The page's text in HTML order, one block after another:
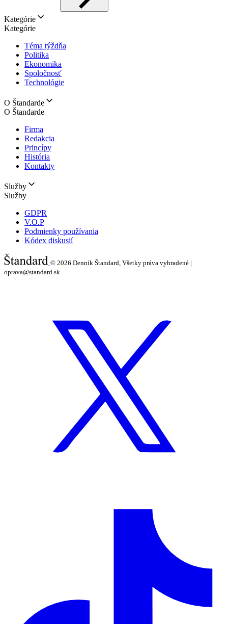
Kategórie
Kategórie
Téma týždňa
Politika
Ekonomika
Spoločnosť
Technológie
O Štandarde
O Štandarde
Firma
Redakcia
Princípy
História
Kontakty
Služby
Služby
GDPR
V.O.P
Podmienky používania
Kódex diskusií
© 2026 Denník Štandard, Všetky práva vyhradené |
oprava@standard.sk